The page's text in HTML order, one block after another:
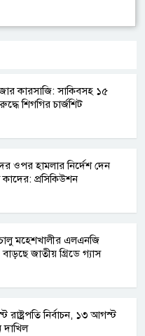
কারসাজি: সাকিবসহ ১৫
শিগগির চার্জশিট
ওপর হামলার নির্দেশ দেন
প্রসিকিউশন
মহেশখালীর এলএনজি
বাড়ছে জাতীয় গ্রিডে গ্যাস
নির্বাচন, ১৩ আগস্ট